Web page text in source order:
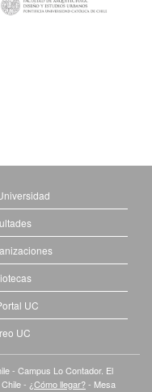
UC
UC
- Campus Lo Contador. El
- ¿Cómo llegar?- Mesa